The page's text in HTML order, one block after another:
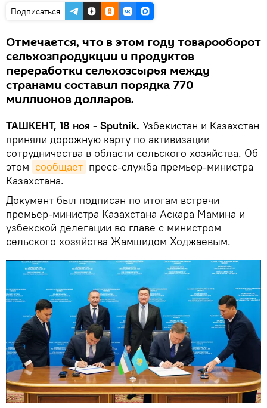
Подписаться
Отмечается, что в этом году товарооборот
сельхозпродукции и продуктов
переработки сельхозсырья между
странами составил порядка 770
миллионов долларов.
ТАШКЕНТ, 18 ноя - Sputnik. Узбекистан и Казахстан
приняли дорожную карту по активизации
сотрудничества в области сельского хозяйства. Об
этом сообщает пресс-служба премьер-министра
Казахстана.
Документ был подписан по итогам встречи
премьер-министра Казахстана Аскара Мамина и
узбекской делегации во главе с министром
сельского хозяйства Жамшидом Ходжаевым.